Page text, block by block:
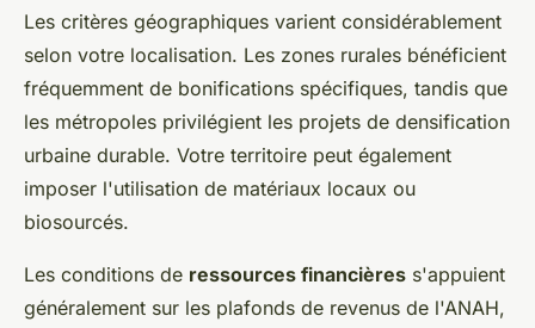
Les critères géographiques varient considérablement
selon votre localisation. Les zones rurales bénéficient
fréquemment de bonifications spécifiques, tandis que
les métropoles privilégient les projets de densification
urbaine durable. Votre territoire peut également
imposer l'utilisation de matériaux locaux ou
biosourcés.
Les conditions de ressources financières s'appuient
généralement sur les plafonds de revenus de l'ANAH,